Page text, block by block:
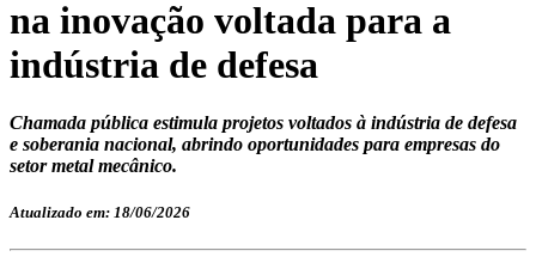
na inovação voltada para a
indústria de defesa
Chamada pública estimula projetos voltados à indústria de defesa
e soberania nacional, abrindo oportunidades para empresas do
setor metal mecânico.
Atualizado em: 18/06/2026